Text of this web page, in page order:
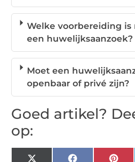
Welke voorbereiding is
een huwelijksaanzoek?
Moet een
openbaar of privé zijn?
Goed artikel?
op: